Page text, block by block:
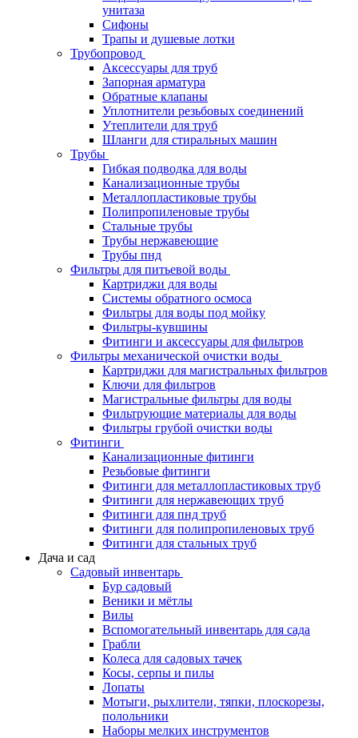
унитаза
Сифоны
Трапы и душевые лотки
Трубопровод
Аксессуары для труб
Запорная арматура
Обратные клапаны
Уплотнители резьбовых соединений
Утеплители для труб
Шланги для стиральных машин
Трубы
Гибкая подводка для воды
Канализационные трубы
Металлопластиковые трубы
Полипропиленовые трубы
Стальные трубы
Трубы нержавеющие
Трубы пнд
Фильтры для питьевой воды
Картриджи для воды
Системы обратного осмоса
Фильтры для воды под мойку
Фильтры-кувшины
Фитинги и аксессуары для фильтров
Фильтры механической очистки воды
Картриджи для магистральных фильтров
Ключи для фильтров
Магистральные фильтры для воды
Фильтрующие материалы для воды
Фильтры грубой очистки воды
Фитинги
Канализационные фитинги
Резьбовые фитинги
Фитинги для металлопластиковых труб
Фитинги для нержавеющих труб
Фитинги для пнд труб
Фитинги для полипропиленовых труб
Фитинги для стальных труб
Дача и сад
Садовый инвентарь
Бур садовый
Веники и мётлы
Вилы
Вспомогательный инвентарь для сада
Грабли
Колеса для садовых тачек
Косы, серпы и пилы
Лопаты
Мотыги, рыхлители, тяпки, плоскорезы,
полольники
Наборы мелких инструментов